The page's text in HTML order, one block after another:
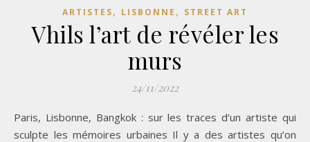
ARTISTES, LISBONNE , STREET ART
Vhils l’art de révéler les
murs
24/11/2022
Paris, Lisbonne, Bangkok : sur les traces d’un artiste qui
sculpte les mémoires urbaines Il y a des artistes qu’on